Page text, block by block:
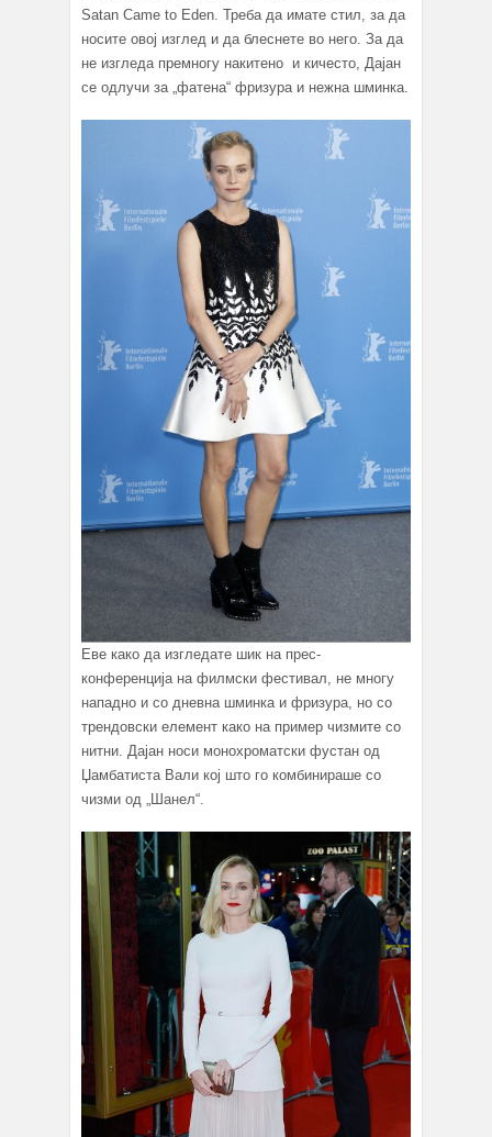
Satan Came to Eden. Треба да имате стил, за да
носите овој изглед и да блеснете во него. За да
не изгледа премногу накитено и кичесто, Дајан
се одлучи за „фатена“ фризура и нежна шминка.
Еве како да изгледате шик на прес-
конференција на филмски фестивал, не многу
нападно и со дневна шминка и фризура, но со
трендовски елемент како на пример чизмите со
нитни. Дајан носи монохроматски фустан од
Џамбатиста Вали кој што го комбинираше со
чизми од „Шанел“.